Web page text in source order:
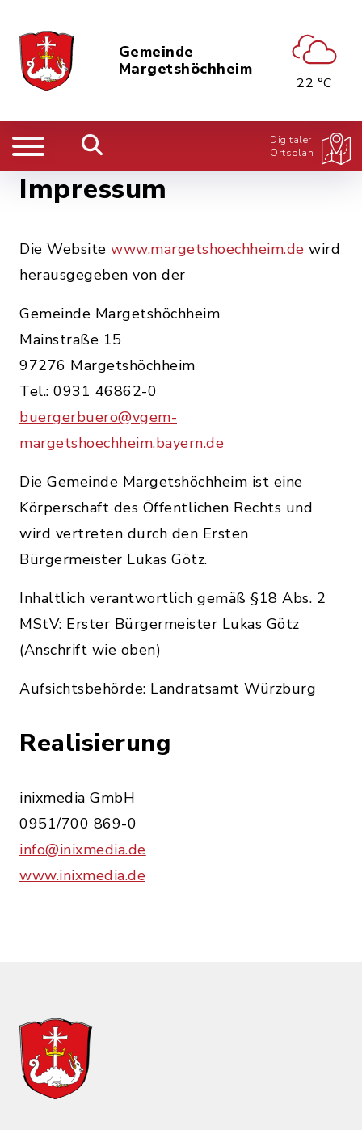
Gemeinde
Margetshöchheim
22 °C
Digitaler
Ortsplan
Impressum
Die Website www.margetshoechheim.de wird
herausgegeben von der
Gemeinde Margetshöchheim
Mainstraße 15
97276 Margetshöchheim
Tel.: 0931 46862-0
buergerbuero@vgem-
margetshoechheim.bayern.de
Die Gemeinde Margetshöchheim ist eine
Körperschaft des Öffentlichen Rechts und
wird vertreten durch den Ersten
Bürgermeister Lukas Götz.
Inhaltlich verantwortlich gemäß §18 Abs. 2
MStV: Erster Bürgermeister Lukas Götz
(Anschrift wie oben)
Aufsichtsbehörde: Landratsamt Würzburg
Realisierung
inixmedia GmbH
0951/700 869-0
info@inixmedia.de
www.inixmedia.de